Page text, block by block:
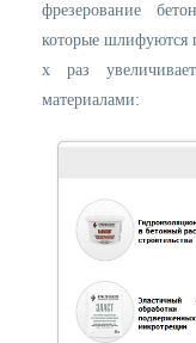
фрезерование
которые шлифуются
х раз
материалами: